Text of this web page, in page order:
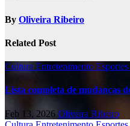
By Oliveira Ribeiro
Related Post
Cultura Entretenimento Esportes
Lista completa de mudanças
Feb 13, 2026 Oliveira Ribeiro